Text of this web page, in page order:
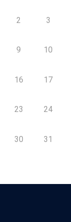
2 3
9 10
16 17
23 24
30 31